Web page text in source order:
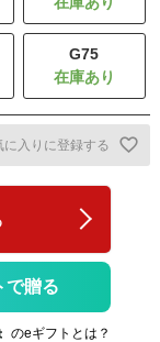
G75
に入りに登録する
で贈る
のeギフトとは？